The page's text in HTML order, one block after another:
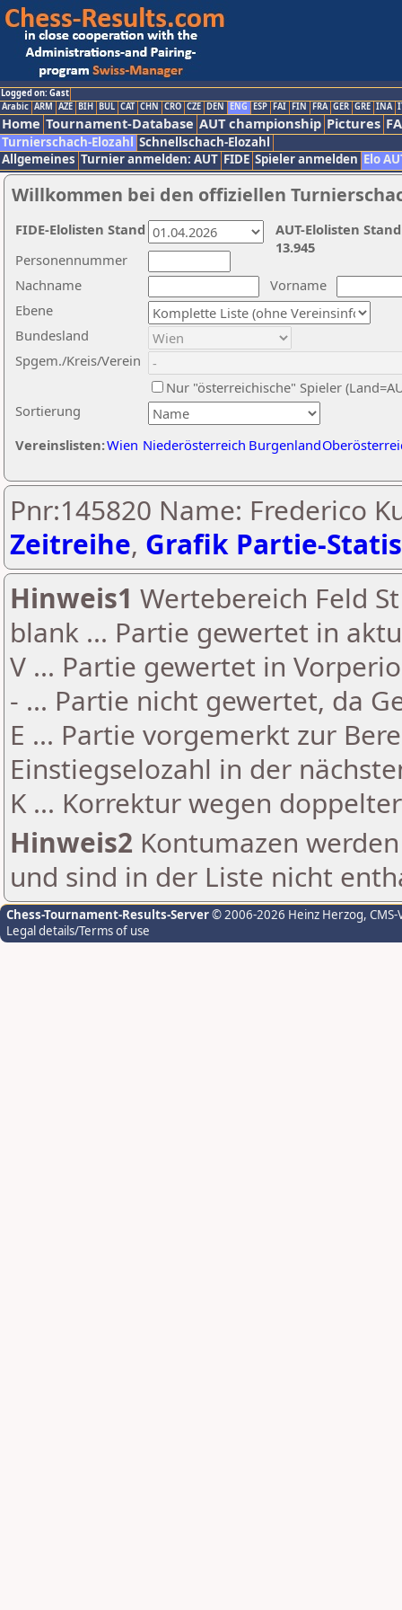
Logged on: Gast
Arabic ARM AZE BIH BUL CAT CHN CRO CZE DEN ENG ESP FAI FIN FRA GER GRE INA
Home Tournament-Database AUT championship Pictures
Turnierschach-Elozahl Schnellschach-Elozahl
Allgemeines Turnier anmelden: AUT FIDE Spieler anmelden Elo
Willkommen bei den offiziellen
Nachname
Vorname
Ebene
Sortierung
Personennummer
Bundesland
Spgem./Kreis/Verein
Nur "österreichische" Spieler
Vereinslisten:Wien Niederösterreich Burgenland
AUT-Elolisten
13.945
FIDE-Elolisten Stand
Pnr:145820 Name: Frederico
Zeitreihe, Grafik Partie-
Hinweis1 Wertebereich Feld
blank ... Partie gewertet in
V ... Partie gewertet in
- ... Partie nicht gewertet, da
E ... Partie vorgemerkt zur
Einstiegselozahl in der
K ... Korrektur wegen
Hinweis2 Kontumazen
und sind in der Liste nicht
Chess-Tournament-Results-Server© 2006-2026 Heinz Herzog,
Legal details/Terms of use